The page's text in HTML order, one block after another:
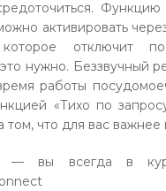
Функцию
активировать
отключит
нужно. Беззвучный
работы
«Тихо по
том, что для вас важнее
— вы всегда в